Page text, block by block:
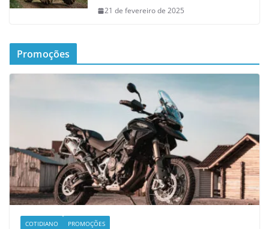
21 de fevereiro de 2025
Promoções
COTIDIANO PROMOÇÕES